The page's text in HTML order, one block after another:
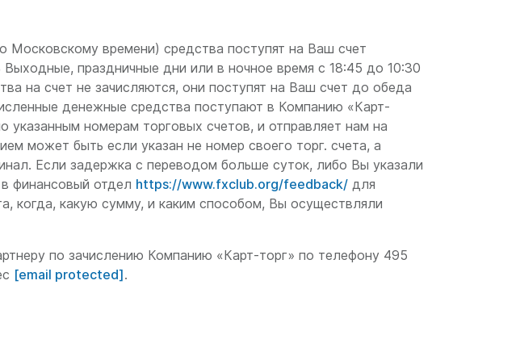
Московскому времени) средства поступят на Ваш счет
Выходные, праздничные дни или в ночное время с 18:45 до 10:30
на счет не зачисляются, они поступят на Ваш счет до обеда
денежные средства поступают в Компанию «Карт-
указанным номерам торговых счетов, и отправляет нам на
может быть если указан не номер своего торг. счета, а
Если задержка с переводом больше суток, либо Вы указали
финансовый отдел https://www.fxclub.org/feedback/ для
когда, какую сумму, и каким способом, Вы осуществляли
по зачислению Компанию «Карт-торг» по телефону 495
[email protected].